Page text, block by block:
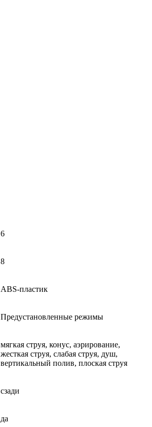
6
8
ABS-пластик
Предустановленные режимы
мягкая струя, конус, аэрирование,
жесткая струя, слабая струя, душ,
вертикальный полив, плоская струя
сзади
да